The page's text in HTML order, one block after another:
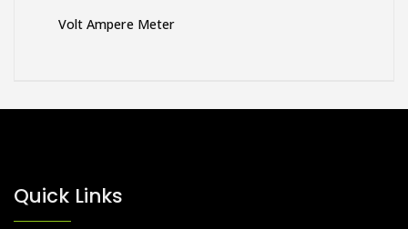
Volt Ampere Meter
Quick Links